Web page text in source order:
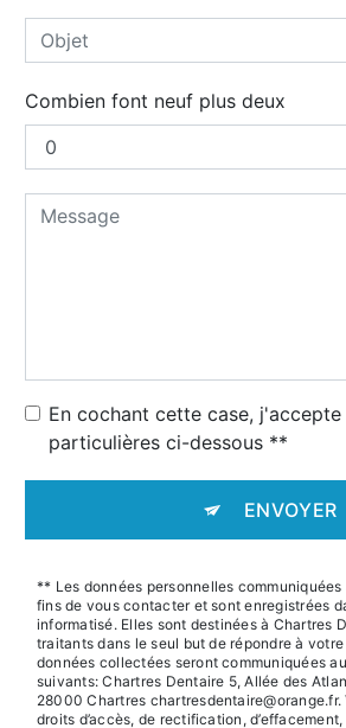
Combien font neuf plus deux
En cochant cette case,
particulières ci-dessous **
ENVOYER
** Les données personnelles
fins de vous contacter et sont enregistrées
informatisé. Elles sont destinées à Chartres
traitants dans le seul but de répondre à votre
données collectées seront communiquées
suivants: Chartres Dentaire 5, Allée des
28000 Chartres chartresdentaire@orange.fr.
droits d’accès, de rectification,